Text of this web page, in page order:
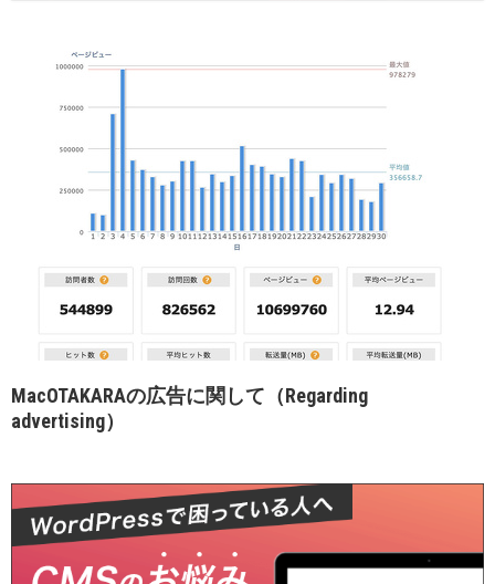
MacOTAKARAの広告に関して（Regarding
advertising）